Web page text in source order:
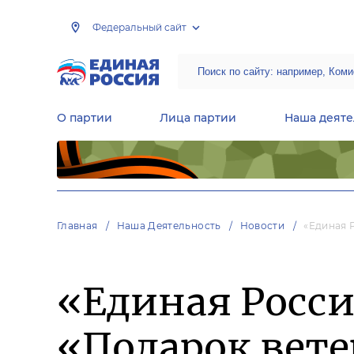
Федеральный сайт
О партии Лица партии Наша
Главная Наша Деятельность Новости «Единая
«Единая